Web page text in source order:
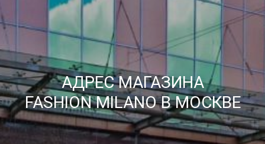
АДРЕС МАГАЗИНА
FASHION MILANO В МОСКВЕ